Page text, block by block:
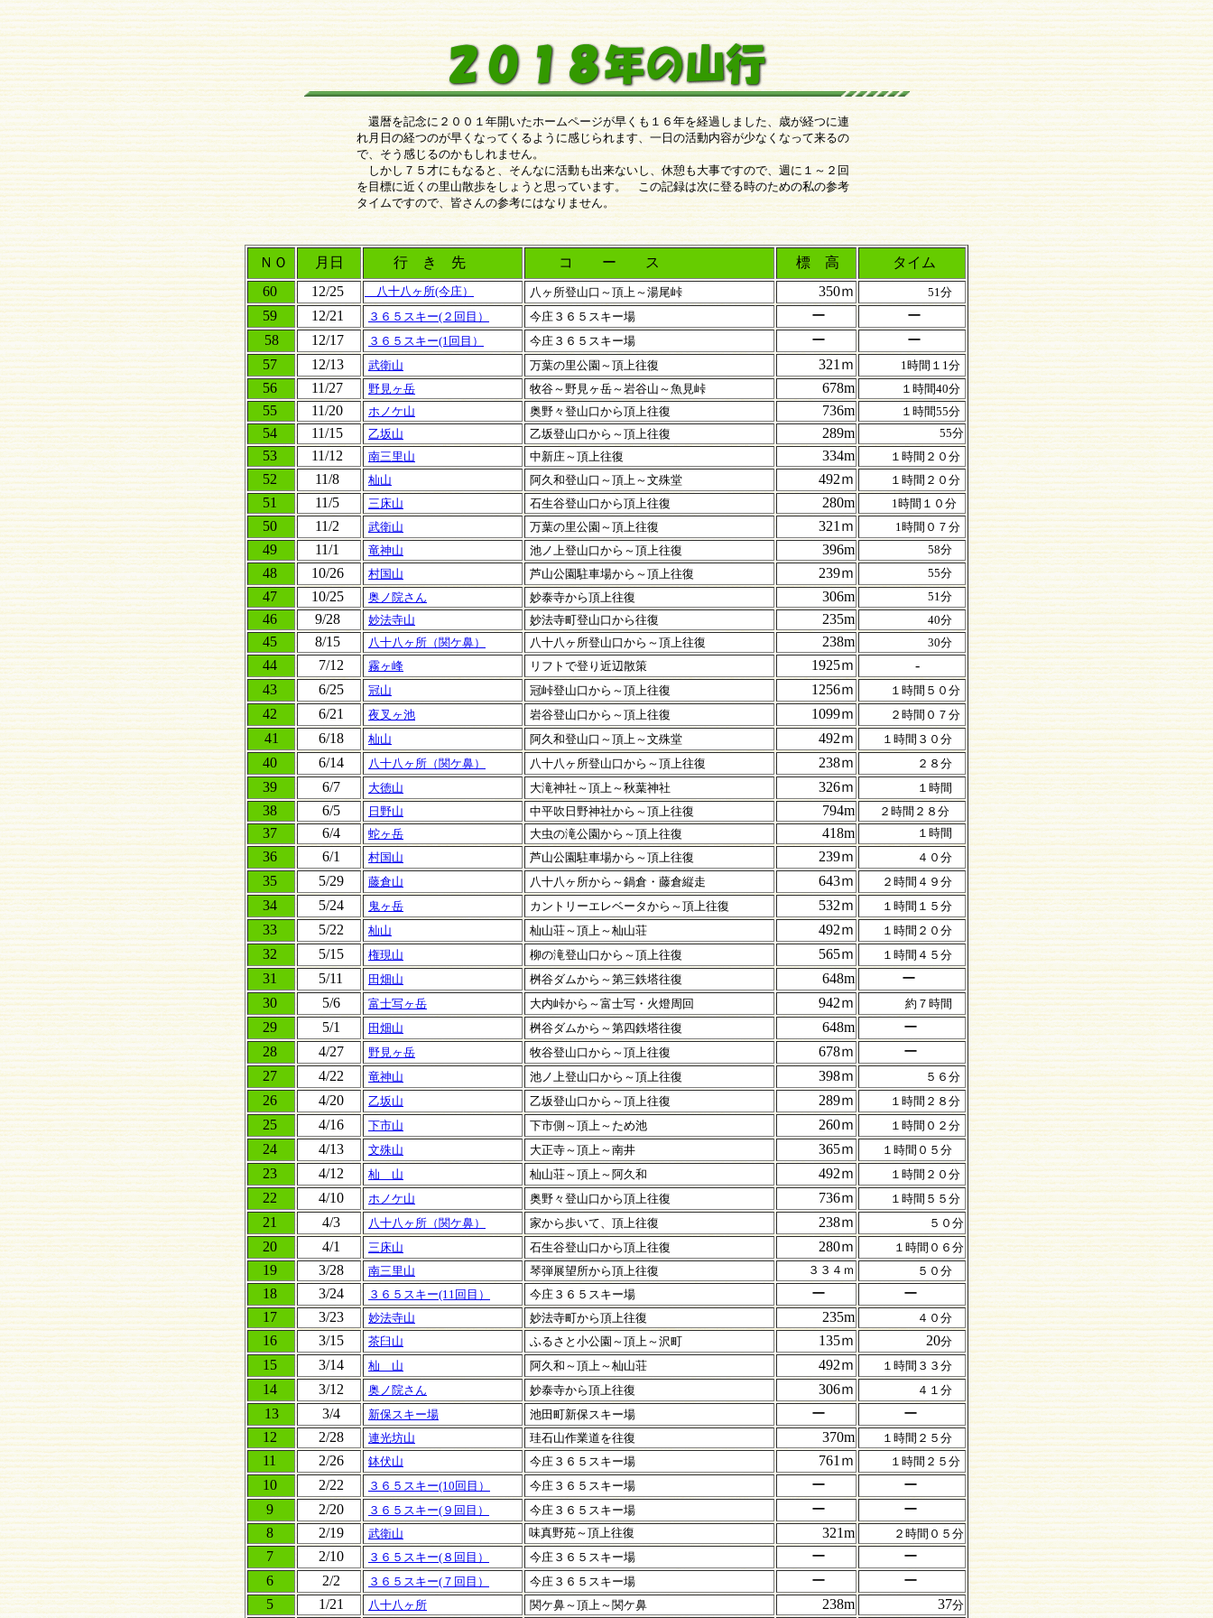
還暦を記念に２００１年開いたホームページが早くも１６年を経過しました、歳が経つに連
れ月日の経つのが早 くなってくるように感じられます、一日の活動内容が少なくなって来るの
で、そう感じるのかもしれません。
しかし７５才にもなると、そんなに活動も出来ないし、休憩も大事ですので、週に１～２回
を目標に近くの里山散歩をしょうと思っています。 この記録は次に登る時のための私の参考
タイムですので、皆さんの参考にはなりません。
ＮＯ 月日 行 き 先 コ ー ス 標 高
タイム
60
12/25 八十八ヶ所(今庄） 八ヶ所登山口～頂上～湯尾峠 350ｍ 51分
59 12/21 ３６５スキー(２回目） 今庄３６５スキー場 ー
ー
58
12/17 ３６５スキー(1回目） 今庄３６５スキー場 ー
ー
57
12/13 武衛山 万葉の里公園～頂上往復 321ｍ 1時間１1分
56 11/27 野見ヶ岳 牧谷～野見ヶ岳～岩谷山～魚見峠 678m １時間40分
55 11/20 ホノケ山 奥野々登山口から頂上往復 736m １時間55分
54 11/15 乙坂山 乙坂登山口から～頂上往復 289m 55分
53 11/12 南三里山 中新庄～頂上往復 334m １時間２０分
52 11/8 杣山 阿久和登山口～頂上～文殊堂 492ｍ １時間２０分
51 11/5 三床山 石生谷登山口から頂上往復 280m 1時間１０分
50 11/2 武衛山 万葉の里公園～頂上往復 321ｍ 1時間０７分
49 11/1 竜神山 池ノ上登山口から～頂上往復 396m 58分
48 10/26 村国山 芦山公園駐車場から～頂上往復 239ｍ 55分
47 10/25 奥ノ院さん 妙泰寺から頂上往復 306m 51分
46 9/28 妙法寺山 妙法寺町登山口から往復 235m 40分
45 8/15 八十八ヶ所（関ケ鼻） 八十八ヶ所登山口から～頂上往復 238m 30分
44 7/12 霧ヶ峰 リフトで登り近辺散策 1925ｍ
-
43
6/25 冠山 冠峠登山口から～頂上往復 1256ｍ １時間５０分
42 6/21 夜叉ヶ池 岩谷登山口から～頂上往復 1099ｍ ２時間０７分
41 6/18 杣山 阿久和登山口～頂上～文殊堂 492ｍ １時間３０分
40 6/14 八十八ヶ所（関ケ鼻） 八十八ヶ所登山口から～頂上往復 238ｍ ２８分
39 6/7 大徳山 大滝神社～頂上～秋葉神社 326ｍ １時間
38 6/5 日野山 中平吹日野神社から～頂上往復 794m ２時間２８分
37 6/4 蛇ヶ岳 大虫の滝公園から～頂上往復 418m １時間
36 6/1 村国山 芦山公園駐車場から～頂上往復 239ｍ ４０分
35 5/29 藤倉山 八十八ヶ所から～鍋倉・藤倉縦走 643ｍ ２時間４９分
34 5/24 鬼ヶ岳 カントリーエレベータから～頂上往復 532ｍ １時間１５分
33 5/22 杣山 杣山荘～頂上～杣山荘 492ｍ １時間２０分
32 5/15 権現山 柳の滝登山口から～頂上往復 565ｍ １時間４５分
31 5/11 田畑山 桝谷ダムから～第三鉄塔往復 648m
ー
30
5/6 富士写ヶ岳 大内峠から～富士写・火燈周回 942ｍ 約７時間
29 5/1 田畑山 桝谷ダムから～第四鉄塔往復 648m
ー
28
4/27 野見ヶ岳 牧谷登山口から～頂上往復 678ｍ
ー
27
4/22 竜神山 池ノ上登山口から～頂上往復 398ｍ ５６分
26 4/20 乙坂山 乙坂登山口から～頂上往復 289ｍ １時間２８分
25 4/16 下市山 下市側～頂上～ため池 260ｍ １時間０２分
24 4/13 文殊山 大正寺～頂上～南井 365ｍ １時間０５分
23 4/12 杣 山 杣山荘～頂上～阿久和 492ｍ １時間２０分
22 4/10 ホノケ山 奥野々登山口から頂上往復 736ｍ １時間５５分
21 4/3 八十八ヶ所（関ケ鼻） 家から歩いて、頂上往復 238ｍ ５０分
20 4/1 三床山 石生谷登山口から頂上往復 280ｍ １時間０６分
19 3/28 南三里山 琴弾展望所から頂上往復 ３３４ｍ ５０分
18 3/24 ３６５スキー(11回目） 今庄３６５スキー場 ー
ー
17
3/23 妙法寺山 妙法寺町から頂上往復 235m ４０分
16 3/15 茶臼山 ふるさと小公園～頂上～沢町 135ｍ 20分
15 3/14 杣 山 阿久和～頂上～杣山荘 492ｍ １時間３３分
14 3/12 奥ノ院さん 妙泰寺から頂上往復 306ｍ ４１分
13 3/4 新保スキー場 池田町新保スキー場 ー
ー
12
2/28 連光坊山 珪石山作業道を往復 370m １時間２５分
11 2/26 鉢伏山 今庄３６５スキー場 761ｍ １時間２５分
10 2/22 ３６５スキー(10回目） 今庄３６５スキー場 ー
ー
9
2/20 ３６５スキー(９回目） 今庄３６５スキー場 ー
ー
8
2/19 武衛山 味真野苑～頂上往復 321m ２時間０５分
7 2/10 ３６５スキー(８回目） 今庄３６５スキー場 ー
ー
6
2/2 ３６５スキー(７回目） 今庄３６５スキー場 ー
ー
5
1/21 八十八ヶ所 関ケ鼻～頂上～関ケ鼻 238m 37分